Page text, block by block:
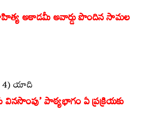
అకాడమీ అవార్డు పొందిన సామల
4) యాది
వినసొంపు’ పాఠ్యభాగం ఏ ప్రక్రియకు